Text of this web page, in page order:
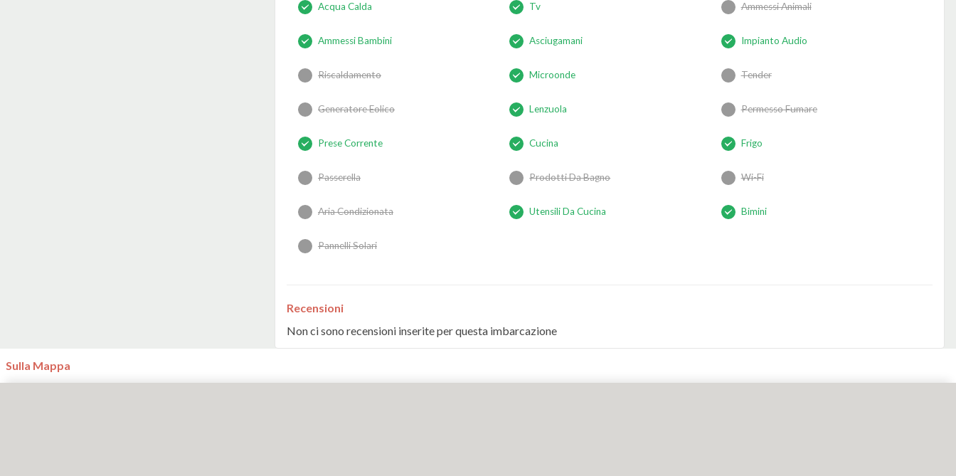
Acqua Calda Tv Ammessi Animali
Ammessi Bambini Asciugamani Impianto Audio
Riscaldamento Microonde Tender
Generatore Eolico Lenzuola Permesso Fumare
Prese Corrente Cucina Frigo
Passerella Prodotti Da Bagno Wi-Fi
Aria Condizionata Utensili Da Cucina Bimini
Pannelli Solari
Recensioni
Non ci sono recensioni inserite per questa imbarcazione
Sulla Mappa